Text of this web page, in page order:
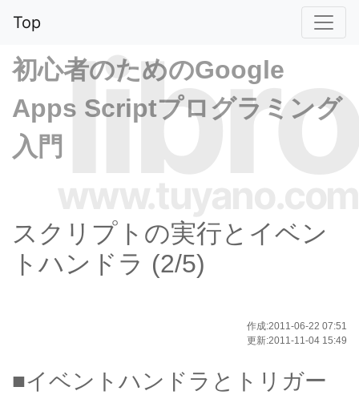
Top
libro
初心者のためのGoogle
Apps Scriptプログラミング
入門
スクリプトの実行とイベン
トハンドラ (2/5)
作成:2011-06-22 07:51
更新:2011-11-04 15:49
■イベントハンドラとトリガー